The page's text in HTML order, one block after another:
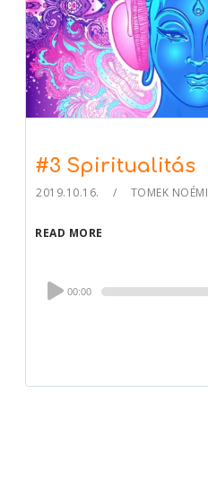
#3 Spiritualitás
2019.10.16. TOMEK NOÉMI
READ MORE
Audio
Player
00:00